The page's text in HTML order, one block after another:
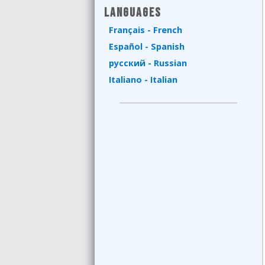
Languages
Français - French
Español - Spanish
русский - Russian
Italiano - Italian